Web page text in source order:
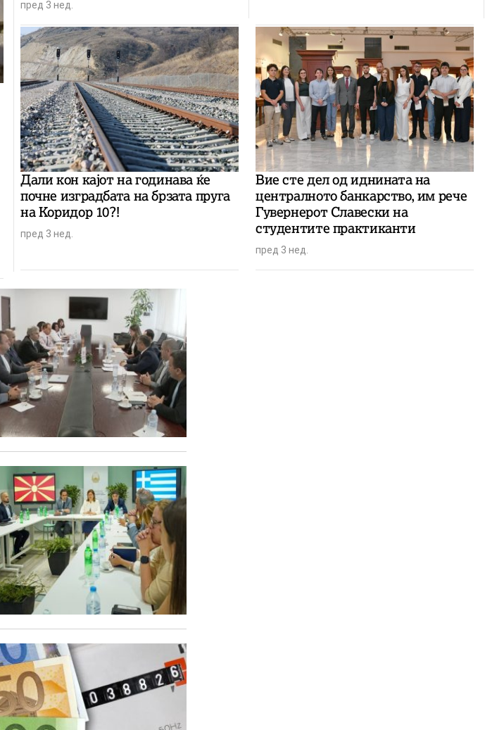
пред 3 нед.
Дали кон кајот на годинава ќе
почне изградбата на брзата пруга
на Коридор 10?!
пред 3 нед.
Вие сте дел од иднината на
централното банкарство, им рече
Гувернерот Славески на
студентите практиканти
пред 3 нед.